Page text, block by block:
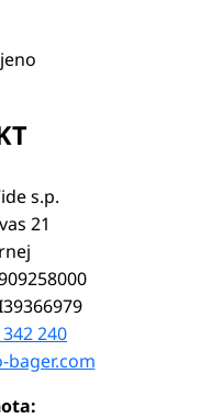
s.p.
21
240
bager.com